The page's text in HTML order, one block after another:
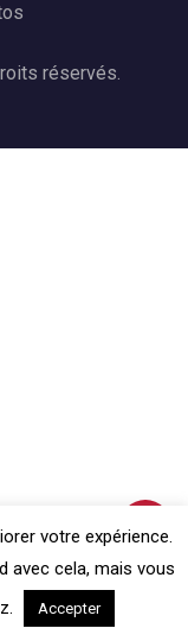
réservés.
votre expérience.
avec cela, mais vous
Accepter